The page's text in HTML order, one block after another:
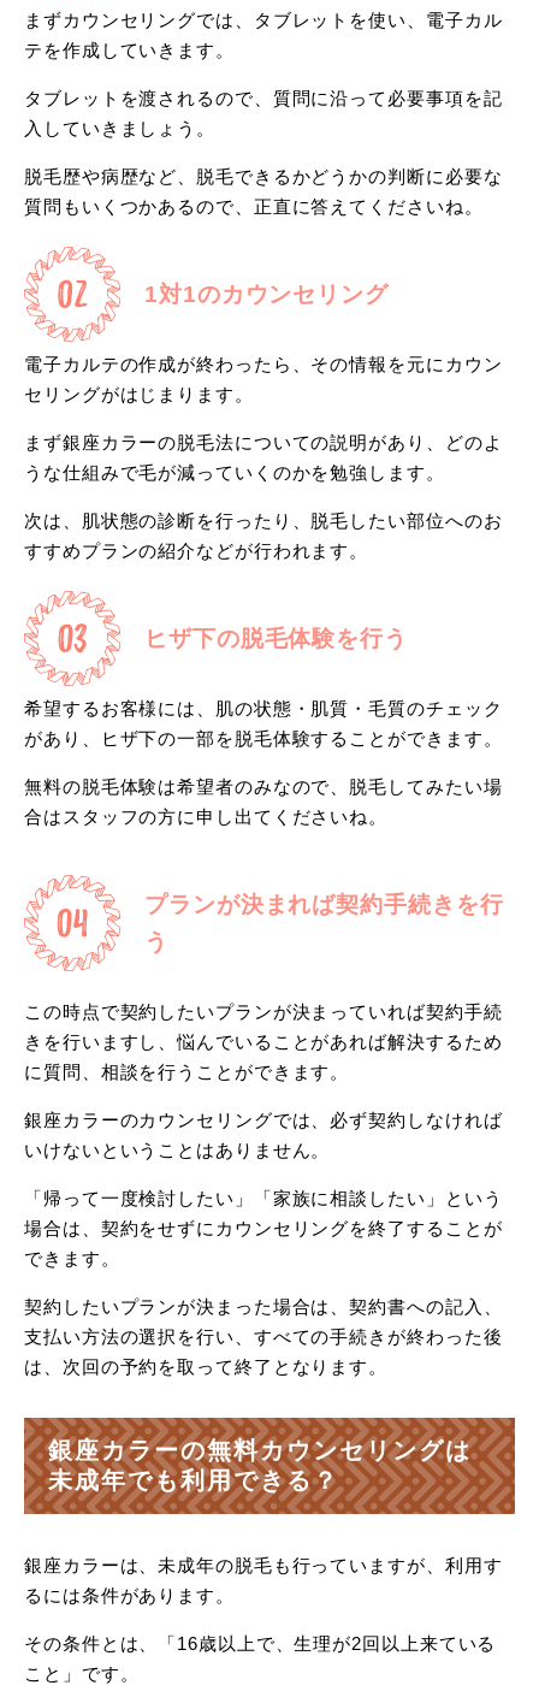
まずカウンセリングでは、タブレットを使い、電子カル
テを作成していきます。
タブレットを渡されるので、質問に沿って必要事項を記
入していきましょう。
脱毛歴や病歴など、脱毛できるかどうかの判断に必要な
質問もいくつかあるので、正直に答えてくださいね。
1対1のカウンセリング
電子カルテの作成が終わったら、その情報を元にカウン
セリングがはじまります。
まず銀座カラーの脱毛法についての説明があり、どのよ
うな仕組みで毛が減っていくのかを勉強します。
次は、肌状態の診断を行ったり、脱毛したい部位へのお
すすめプランの紹介などが行われます。
ヒザ下の脱毛体験を行う
希望するお客様には、肌の状態・肌質・毛質のチェック
があり、ヒザ下の一部を脱毛体験することができます。
無料の脱毛体験は希望者のみなので、脱毛してみたい場
合はスタッフの方に申し出てくださいね。
プランが決まれば契約手続きを行
う
この時点で契約したいプランが決まっていれば契約手続
きを行いますし、悩んでいることがあれば解決するため
に質問、相談を行うことができます。
銀座カラーのカウンセリングでは、必ず契約しなければ
いけないということはありません。
「帰って一度検討したい」「家族に相談したい」という
場合は、契約をせずにカウンセリングを終了することが
できます。
契約したいプランが決まった場合は、契約書への記入、
支払い方法の選択を行い、すべての手続きが終わった後
は、次回の予約を取って終了となります。
銀座カラーの無料カウンセリングは
未成年でも利用できる？
銀座カラーは、未成年の脱毛も行っていますが、利用す
るには条件があります。
その条件とは、「16歳以上で、生理が2回以上来ている
こと」です。